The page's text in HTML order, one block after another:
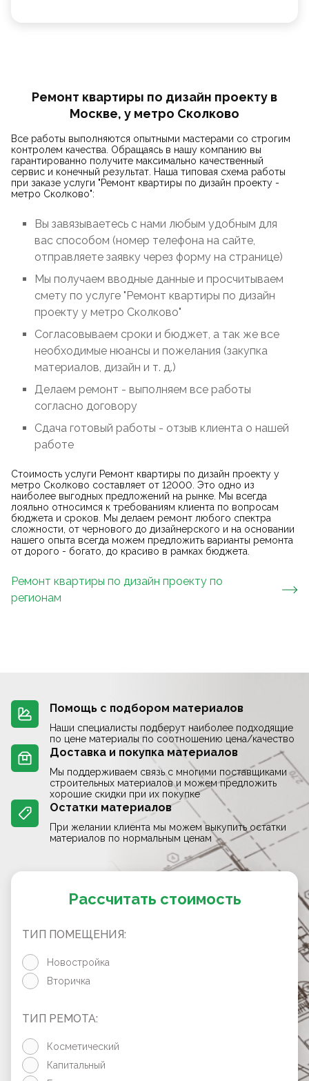
Ремонт квартиры по дизайн проекту в
Москве, у метро Сколково
Все работы выполняются опытными мастерами со строгим
контролем качества. Обращаясь в нашу компанию вы
гарантированно получите максимально качественный
сервис и конечный результат. Наша типовая схема работы
при заказе услуги "Ремонт квартиры по дизайн проекту -
метро Сколково":
Вы завязываетесь с нами любым удобным для
вас способом (номер телефона на сайте,
отправляете заявку через форму на странице)
Мы получаем вводные данные и просчитываем
смету по услуге "Ремонт квартиры по дизайн
проекту у метро Сколково"
Согласовываем сроки и бюджет, а так же все
необходимые нюансы и пожелания (закупка
материалов, дизайн и т. д.)
Делаем ремонт - выполняем все работы
согласно договору
Сдача готовый работы - отзыв клиента о нашей
работе
Стоимость услуги Ремонт квартиры по дизайн проекту у
метро Сколково составляет от 12000. Это одно из
наиболее выгодных предложений на рынке. Мы всегда
лояльно относимся к требованиям клиента по вопросам
бюджета и сроков. Мы делаем ремонт любого спектра
сложности, от чернового до дизайнерского и на основании
нашего опыта всегда можем предложить варианты ремонта
от дорого - богато, до красиво в рамках бюджета.
Ремонт квартиры по дизайн проекту по
регионам
Помощь с подбором материалов
Наши специалисты подберут наиболее подходящие
по цене материалы по соотношению цена/качество
Доставка и покупка материалов
Мы поддерживаем связь с многими поставщиками
строительных материалов и можем предложить
хорошие скидки при их покупке
Остатки материалов
При желании клиента мы можем выкупить остатки
материалов по нормальным ценам
Рассчитать стоимость
ТИП ПОМЕЩЕНИЯ:
Новостройка
Вторичка
ТИП РЕМОТА:
Косметический
Капитальный